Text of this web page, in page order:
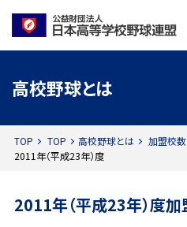
高校野球とは
TOP TOP 高校野球とは 加盟校数
2011年（平成23年）度
2011年（平成23年）度